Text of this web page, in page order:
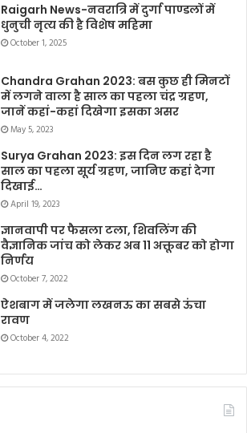
Raigarh News-नवरात्रि में दुर्गा पाण्डलों में
धुनुची नृत्य की है विशेष महिमा
October 1, 2025
Chandra Grahan 2023: बस कुछ ही मिनटों
में लगने वाला है साल का पहला चंद्र ग्रहण,
जानें कहां-कहां दिखेगा इसका असर
May 5, 2023
Surya Grahan 2023: इस दिन लग रहा है
साल का पहला सूर्य ग्रहण, जानिए कहां देगा
दिखाई…
April 19, 2023
ज्ञानवापी पर फैसला टला, शिवलिंग की
वैज्ञानिक जांच को लेकर अब 11 अक्तूबर को होगा
निर्णय
October 7, 2022
ऐशबाग में जलेगा लखनऊ का सबसे ऊंचा
रावण
October 4, 2022